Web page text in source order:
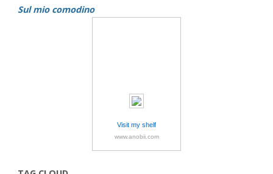
Sul mio comodino
Visit my shelf
www.anobii.com